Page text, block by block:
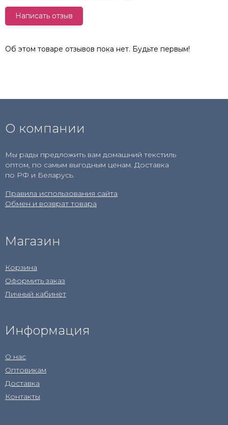
Написать отзыв
Об этом товаре отзывов пока нет. Будьте первым!
О компании
Мы рады предложить вам домашний текстиль
оптом, по самым выгодным ценам. Доставка
по РФ и Беларусь.
Правила использования сайта
Обмен и возврат товара
Магазин
Корзина
Оформить заказ
Личный кабинет
Информация
О нас
Оптовикам
Доставка
Контакты